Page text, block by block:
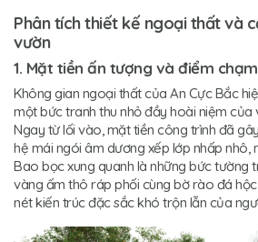
Phân tích thiết kế ngoại thất và
vườn
1. Mặt tiền ấn tượng và điểm
Không gian ngoại thất của An Cực Bắc
một bức tranh thu nhỏ đầy hoài niệm của
Ngay từ lối vào, mặt tiền công trình đã
hệ mái ngói âm dương xếp lớp nhấp nhô,
Bao bọc xung quanh là những bức tường
vàng ấm thô ráp phối cùng bờ rào đá
nét kiến trúc đặc sắc khó trộn lẫn của